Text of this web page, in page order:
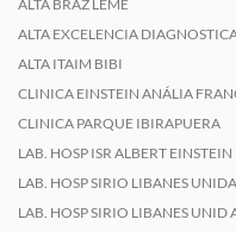
ALTA BRAZ LEME
ALTA EXCELENCIA
ALTA ITAIM BIBI
CLINICA EINSTEIN ANÁLIA
CLINICA PARQUE IBIRAPUERA
LAB. HOSP ISR ALBERT EINSTEIN
LAB. HOSP SIRIO LIBANES
LAB. HOSP SIRIO LIBANES UNID